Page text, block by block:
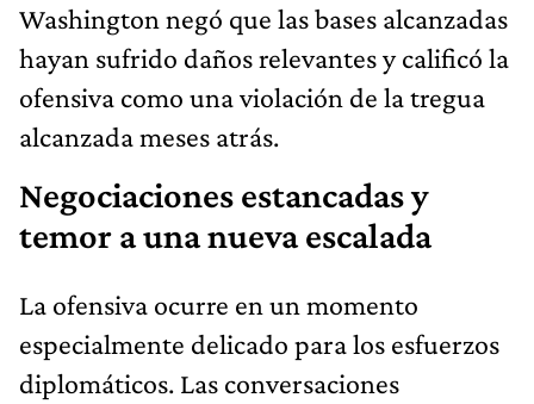
Washington negó que las bases alcanzadas
hayan sufrido daños relevantes y calificó la
ofensiva como una violación de la tregua
alcanzada meses atrás.
Negociaciones estancadas y
temor a una nueva escalada
La ofensiva ocurre en un momento
especialmente delicado para los esfuerzos
diplomáticos. Las conversaciones